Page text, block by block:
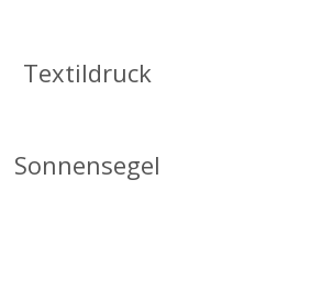
Textildruck
Sonnensegel